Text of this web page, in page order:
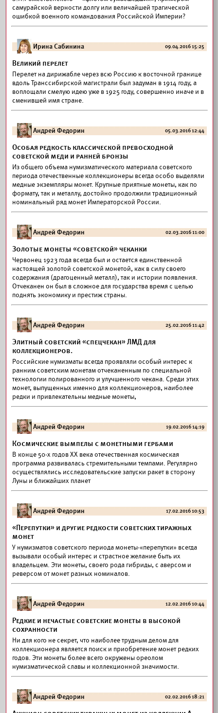
самурайской верности долгу или величайшей трагической
ошибкой военного командования Российской Империи?
Ирина Сабинина 09.04.2016 15:25
Великий перелет
Перелет на дирижабле через всю Россию к восточной границе
вдоль Транссибирской магистрали был задуман в 1914 году, а
воплощали смелую идею уже в 1925 году, совершенно иначе и в
сменившей имя стране.
Андрей Федорин 05.03.2016 12:44
Особая редкость классической превосходной
советской меди и ранней бронзы
Из общего объема нумизматического материала советского
периода отечественные коллекционеры всегда особо выделяли
медные экземпляры монет. Крупные приятные монеты, как по
формату, так и металлу, достойно продолжили традиционный
номинальный ряд монет Императорской России.
Андрей Федорин 02.03.2016 11:00
Золотые монеты «советской» чеканки
Червонец 1923 года всегда был и остается единственной
настоящей золотой советской монетой, как в силу своего
содержания (драгоценный металл), так и истории появления.
Отчеканен он был в сложное для государства время с целью
поднять экономику и престиж страны.
Андрей Федорин 25.02.2016 11:42
Элитный советский «спецчекан» ЛМД для
коллекционеров.
Российские нумизматы всегда проявляли особый интерес к
ранним советским монетам отчеканенным по специальной
технологии полированного и улучшенного чекана. Среди этих
монет, выпущенных именно для коллекционеров, наиболее
редки и привлекательны медные монеты,
Андрей Федорин 19.02.2016 14:19
Космические вымпелы с монетными гербами
В конце 50-х годов ХХ века отечественная космическая
программа развивалась стремительными темпами. Регулярно
осуществлялись исследовательские запуски ракет в сторону
Луны и ближайших планет
Андрей Федорин 17.02.2016 10:53
«Перепутки» и другие редкости советских тиражных
монет
У нумизматов советского периода монеты-«перепутки» всегда
вызывали особый интерес и страстное желание быть их
владельцем. Эти монеты, своего рода гибриды, с аверсом и
реверсом от монет разных номиналов.
Андрей Федорин 12.02.2016 10:44
Редкие и нечастые советские монеты в высокой
сохранности
Ни для кого не секрет, что наиболее трудным делом для
коллекционера является поиск и приобретение монет редких
годов. Эти монеты более всего окружены ореолом
нумизматической славы и коллекционной значимости.
Андрей Федорин 02.02.2016 18:21